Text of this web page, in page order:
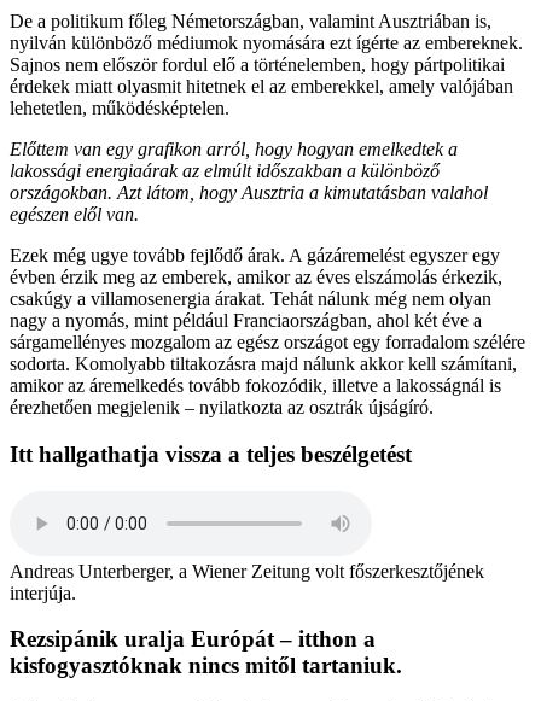
De a politikum főleg Németországban, valamint Ausztriában is,
nyilván különböző médiumok nyomására ezt ígérte az embereknek.
Sajnos nem először fordul elő a történelemben, hogy pártpolitikai
érdekek miatt olyasmit hitetnek el az emberekkel, amely valójában
lehetetlen, működésképtelen.
Előttem van egy grafikon arról, hogy hogyan emelkedtek a
lakossági energiaárak az elmúlt időszakban a különböző
országokban. Azt látom, hogy Ausztria a kimutatásban valahol
egészen elől van.
Ezek még ugye tovább fejlődő árak. A gázáremelést egyszer egy
évben érzik meg az emberek, amikor az éves elszámolás érkezik,
csakúgy a villamosenergia árakat. Tehát nálunk még nem olyan
nagy a nyomás, mint például Franciaországban, ahol két éve a
sárgamellényes mozgalom az egész országot egy forradalom szélére
sodorta. Komolyabb tiltakozásra majd nálunk akkor kell számítani,
amikor az áremelkedés tovább fokozódik, illetve a lakosságnál is
érezhetően megjelenik – nyilatkozta az osztrák újságíró.
Itt hallgathatja vissza a teljes beszélgetést
Andreas Unterberger, a Wiener Zeitung volt főszerkesztőjének
interjúja.
Rezsipánik uralja Európát – itthon a
kisfogyasztóknak nincs mitől tartaniuk.